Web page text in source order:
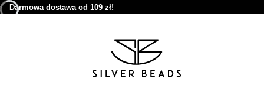
Darmowa dostawa od 109 zł!